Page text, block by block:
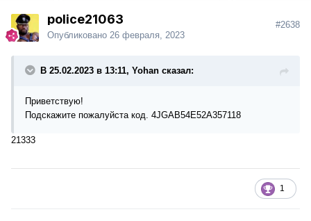
police21063
Опубликовано 26 февраля, 2023
#2638
В 25.02.2023 в 13:11, Yohan сказал:
Приветствую!
Подскажите пожалуйста код. 4JGAB54E52A357118
21333
1